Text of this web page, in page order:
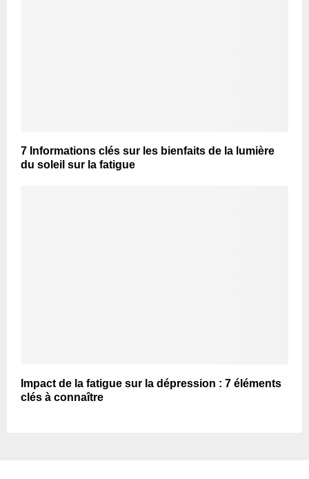
7 Informations clés sur les bienfaits de la lumière
du soleil sur la fatigue
Impact de la fatigue sur la dépression : 7 éléments
clés à connaître